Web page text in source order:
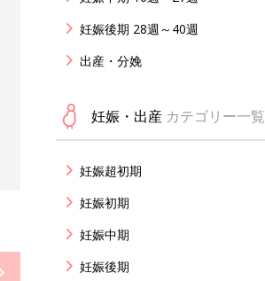
妊娠後期 28週～40週
出産・分娩
妊娠・出産 カテゴリー一覧
妊娠超初期
妊娠初期
妊娠中期
妊娠後期